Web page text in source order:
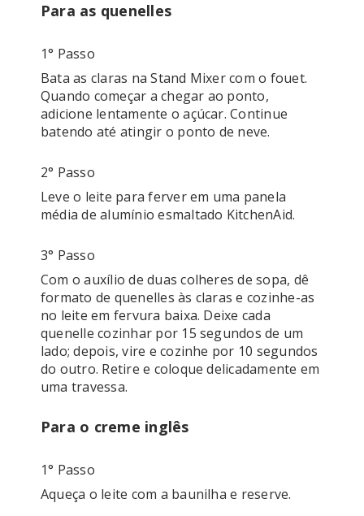
Para as quenelles
1° Passo
Bata as claras na Stand Mixer com o fouet.
Quando começar a chegar ao ponto,
adicione lentamente o açúcar. Continue
2° Passo
Leve o leite para ferver em uma panela
3° Passo
Com o auxílio de duas colheres de sopa, dê
formato de quenelles às claras e cozinhe-as
no leite em fervura baixa. Deixe cada
quenelle cozinhar por 15 segundos de um
lado; depois, vire e cozinhe por 10 segundos
do outro. Retire e coloque delicadamente em
uma travessa.
Para o creme inglês
1° Passo